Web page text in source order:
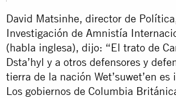
David Matsinhe, director de
Investigación de Amnistía
(habla inglesa), dijo: “El trato de
Dsta’hyl y a otros defensores y
tierra de la nación Wet’suwet’en es
Los gobiernos de Columbia